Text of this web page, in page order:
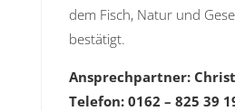
dem Fisch, Natur und
bestätigt.
Ansprechpartner:
Telefon: 0162 – 825 39